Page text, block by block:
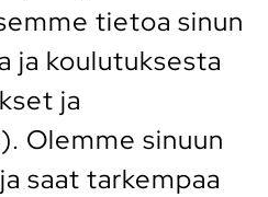
tietoa sinun
ja koulutuksesta
ja
Olemme sinuun
saat tarkempaa